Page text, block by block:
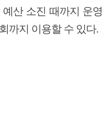
산 소진 때까지 운영
까지 이용할 수 있다.